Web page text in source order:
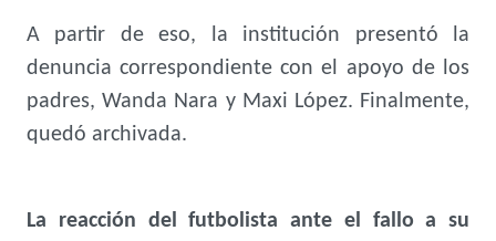
A partir de eso, la institución presentó la
denuncia correspondiente con el apoyo de los
padres, Wanda Nara y Maxi López. Finalmente,
quedó archivada.
La reacción del futbolista ante el fallo a su